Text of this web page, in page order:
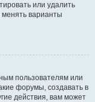
или удалить
варианты
пользователям или
форумы, создавать в
действия, вам может